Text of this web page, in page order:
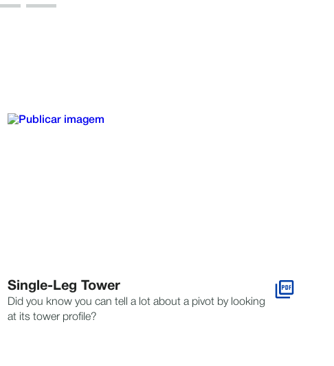
Single-Leg Tower
Did you know you can tell a lot about a pivot by looking
at its tower profile?